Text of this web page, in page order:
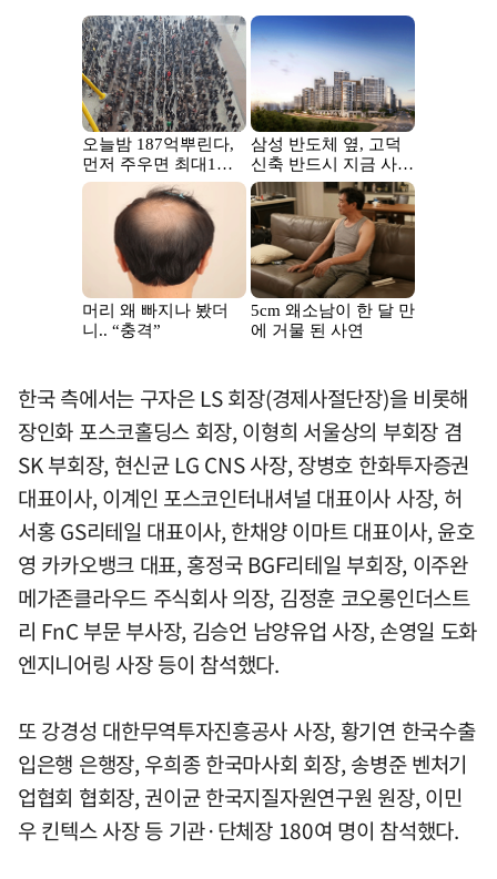
한국 측에서는 구자은 LS 회장(경제사절단장)을 비롯해
장인화 포스코홀딩스 회장, 이형희 서울상의 부회장 겸
SK 부회장, 현신균 LG CNS 사장, 장병호 한화투자증권
대표이사, 이계인 포스코인터내셔널 대표이사 사장, 허
서홍 GS리테일 대표이사, 한채양 이마트 대표이사, 윤호
영 카카오뱅크 대표, 홍정국 BGF리테일 부회장, 이주완
메가존클라우드 주식회사 의장, 김정훈 코오롱인더스트
리 FnC 부문 부사장, 김승언 남양유업 사장, 손영일 도화
엔지니어링 사장 등이 참석했다.
또 강경성 대한무역투자진흥공사 사장, 황기연 한국수출
입은행 은행장, 우희종 한국마사회 회장, 송병준 벤처기
업협회 협회장, 권이균 한국지질자원연구원 원장, 이민
우 킨텍스 사장 등 기관·단체장 180여 명이 참석했다.